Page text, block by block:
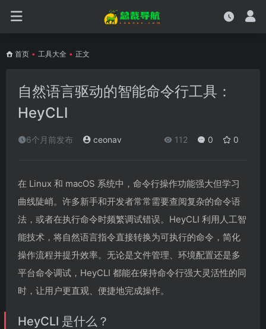
首页 • 工具大全 • 正文
自然语言驱动的智能命令行工具：
HeyCLI
6个月前发布 ceonav 112 0 0
在 Linux 和 macOS 系统中，命令行操作功能强大但学习
曲线陡峭。许多新手和开发者常常需要查阅复杂的命令语
法，或者在执行命令时频繁调试错误。HeyCLI 利用人工智
能技术，将自然语言指令直接转换为可执行的命令，简化
操作流程并提升效率。无论是文件管理、环境配置还是多
平台命令调试，HeyCLI 都能在保持命令行强大灵活性的同
时，让用户更直观、便捷地完成操作。
HeyCLI 是什么？